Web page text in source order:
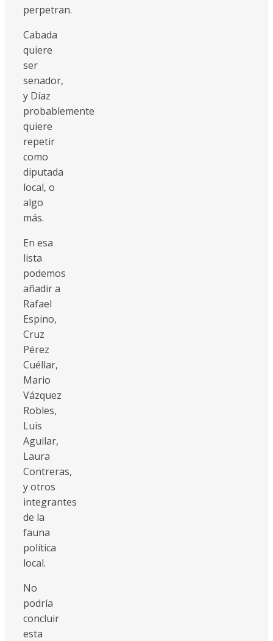
perpetran.
Cabada
quiere
ser
senador,
y Díaz
probablemente
quiere
repetir
como
diputada
local, o
algo
más.
En esa
lista
podemos
añadir a
Rafael
Espino,
Cruz
Pérez
Cuéllar,
Mario
Vázquez
Robles,
Luis
Aguilar,
Laura
Contreras,
y otros
integrantes
de la
fauna
política
local.
No
podría
concluir
esta